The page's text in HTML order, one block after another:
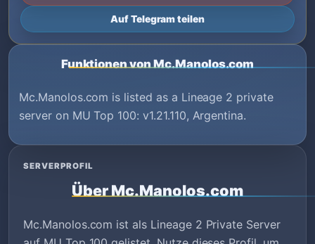
Auf Telegram teilen
Funktionen von Mc.Manolos.com
Mc.Manolos.com is listed as a Lineage 2 private
server on MU Top 100: v1.21.110, Argentina.
SERVERPROFIL
Über Mc.Manolos.com
Mc.Manolos.com ist als Lineage 2 Private Server